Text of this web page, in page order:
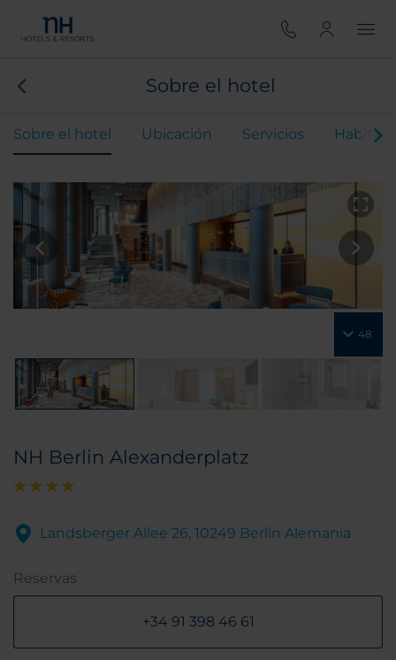
Sobre el hotel
Sobre el hotel Ubicación Servicios
48
NH Berlin Alexanderplatz
Landsberger Allee 26, 10249 Berlín Alemania
Reservas
+34 91 398 46 61